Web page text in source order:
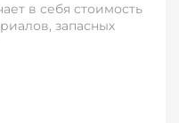
в себя стоимость
запасных